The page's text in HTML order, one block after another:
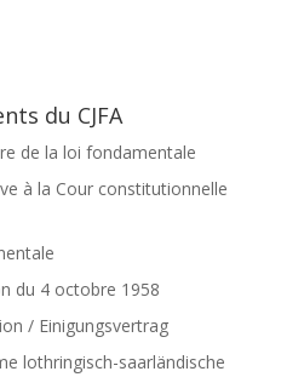
du CJFA
de la loi fondamentale
à la Cour constitutionnelle
du 4 octobre 1958
/ Einigungsvertrag
lothringisch-saarländische